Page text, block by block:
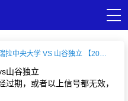
委内瑞拉中央大学 VS 山谷独立 【2026-05-06 08:00:00】
山谷独立
过期，或者以上信号都无效，